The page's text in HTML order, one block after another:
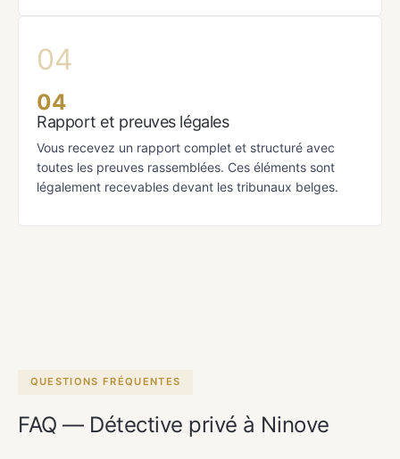
04
Rapport et preuves légales
Vous recevez un rapport complet et structuré avec
toutes les preuves rassemblées. Ces éléments sont
légalement recevables devant les tribunaux belges.
QUESTIONS FRÉQUENTES
FAQ — Détective privé à Ninove